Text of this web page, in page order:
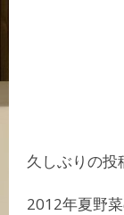
久しぶりの投
2012年夏野